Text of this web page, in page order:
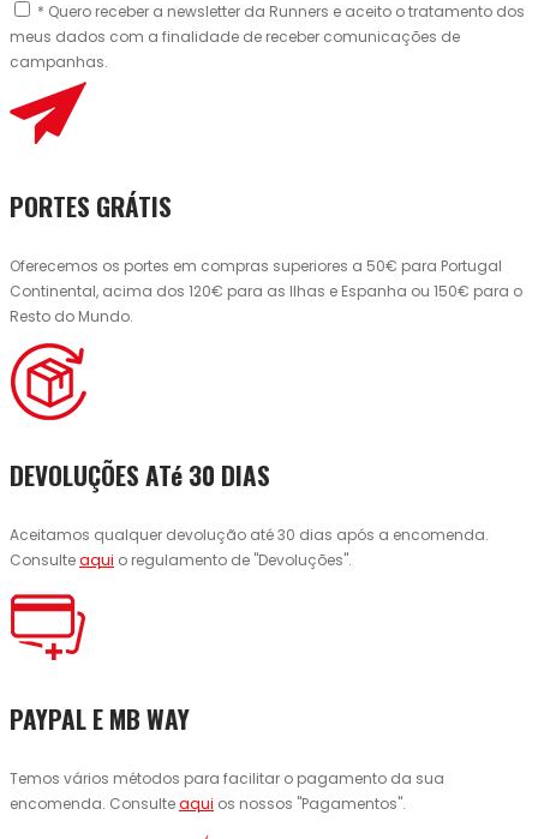
* Quero receber a newsletter da Runners e aceito o tratamento dos
meus dados com a finalidade de receber comunicações de
campanhas.
PORTES GRÁTIS
Oferecemos os portes em compras superiores a 50€ para Portugal
Continental, acima dos 120€ para as Ilhas e Espanha ou 150€ para o
Resto do Mundo.
DEVOLUÇÕES ATé 30 DIAS
Aceitamos qualquer devolução até 30 dias após a encomenda.
Consulteaqui o regulamento de "Devoluções".
PAYPAL E MB WAY
Temos vários métodos para facilitar o pagamento da sua
encomenda. Consulteaqui os nossos "Pagamentos".